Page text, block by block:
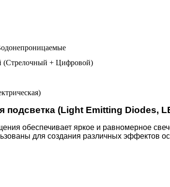
(Стрелочный + Цифровой)
подсветка (Light Emitting Diodes,
обеспечивает яркое и равномерное
для создания различных эффектов